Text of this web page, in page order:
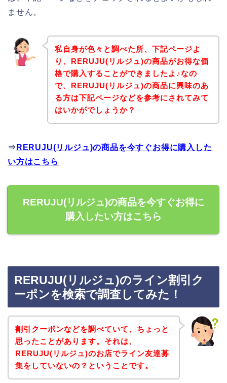
ません。
私自身が色々と調べた所、下記ページよ
り、RERUJU(リルジュ)の商品がお得な価
格で購入することができましたよ♪なの
で、RERUJU(リルジュ)の商品に興味のあ
る方は下記ページなどを参考にされてみて
はいかがでしょうか？
⇒ RERUJU(リルジュ)の商品を今すぐお得に購入した
い方はこちら
RERUJU(リルジュ)の商品を今すぐお得に
購入したい方はこちら
RERUJU(リルジュ)のライン割引ク
ーポンを検索で調査してみた！
割引クーポンなどを調べていて、ちょっと
思ったことがあります。それは、
RERUJU(リルジュ)のお店でライン友達募
集をしていないの？ということです。